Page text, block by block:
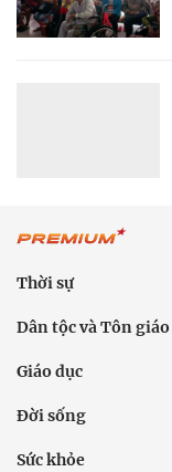
Thời sự
Dân tộc và Tôn giáo
Giáo dục
Đời sống
Sức khỏe